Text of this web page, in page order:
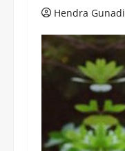
Hendra Gunadi